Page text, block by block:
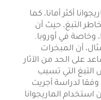
أكثر أمانا، كما
التبغ، حيث أن
وخاصة في أوروبا.
أن المبخرات
على الحد من الآثار
التبغ التي تسبب
وفقا لدراسة أجريت
استخدام الماريجوانا